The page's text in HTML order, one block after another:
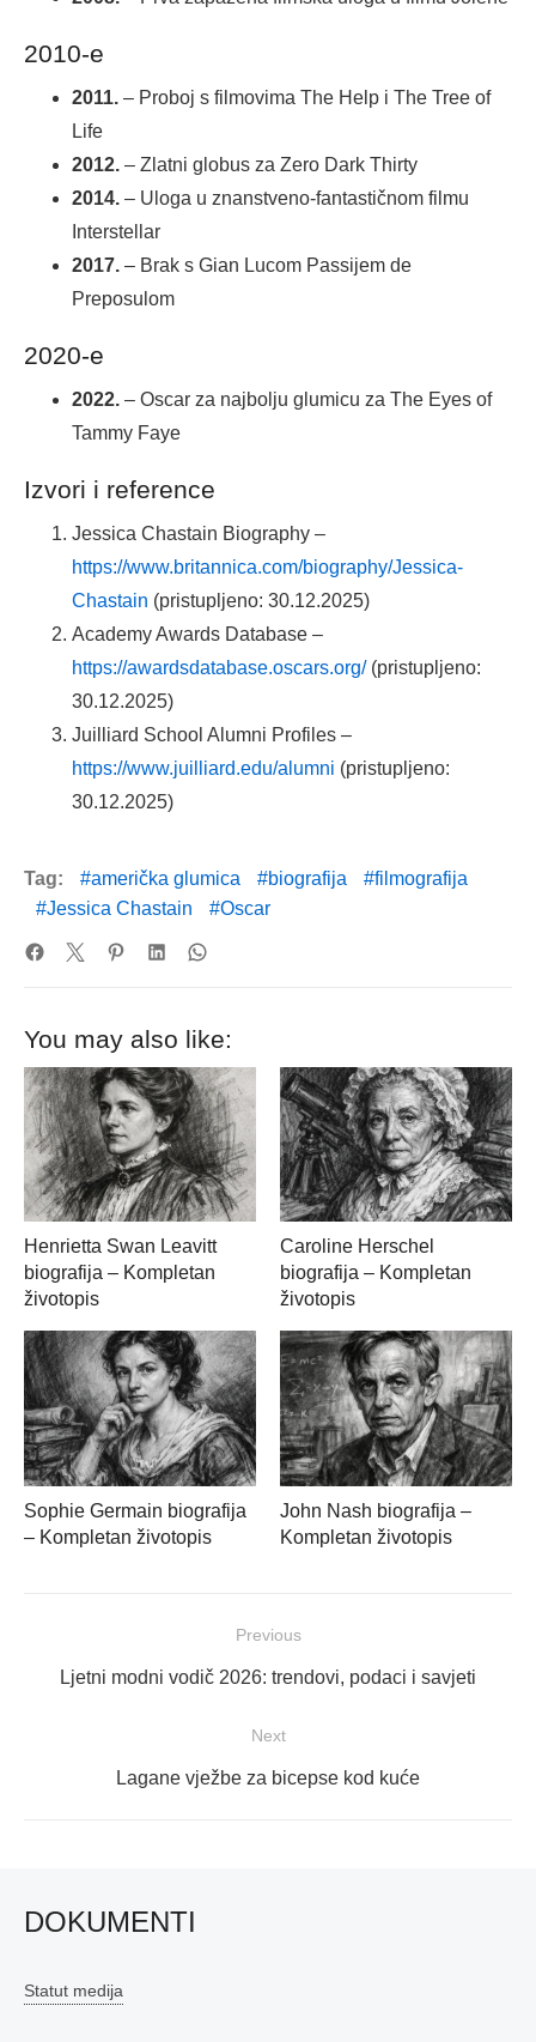
2010-e
2011. – Proboj s filmovima The Help i The Tree of
Life
2012. – Zlatni globus za Zero Dark Thirty
2014. – Uloga u znanstveno-fantastičnom filmu
Interstellar
2017. – Brak s Gian Lucom Passijem de
Preposulom
2020-e
2022. – Oscar za najbolju glumicu za The Eyes of
Tammy Faye
Izvori i reference
Jessica Chastain Biography –
https://www.britannica.com/biography/Jessica-
Chastain (pristupljeno: 30.12.2025)
Academy Awards Database –
https://awardsdatabase.oscars.org/(pristupljeno:
30.12.2025)
Juilliard School Alumni Profiles –
https://www.juilliard.edu/alumni (pristupljeno:
30.12.2025)
Tag: američka glumica biografija
filmografija
Jessica Chastain
Oscar
You may also like:
Henrietta Swan Leavitt
biografija – Kompletan
životopis
Caroline Herschel
biografija – Kompletan
životopis
Sophie Germain biografija
– Kompletan životopis
John Nash biografija –
Kompletan životopis
objava
Previous
Previous
Ljetni modni vodič 2026: trendovi, podaci i savjeti
Next
Next
Lagane vježbe za bicepse kod kuće
DOKUMENTI
Statut medija